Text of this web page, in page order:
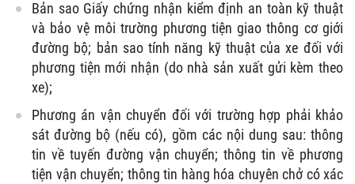
Bản sao Giấy chứng nhận kiểm định an toàn kỹ thuật
và bảo vệ môi trường phương tiện giao thông cơ giới
đường bộ; bản sao tính năng kỹ thuật của xe đối với
phương tiện mới nhận (do nhà sản xuất gửi kèm theo
xe);
Phương án vận chuyển đối với trường hợp phải khảo
sát đường bộ (nếu có), gồm các nội dung sau: thông
tin về tuyến đường vận chuyển; thông tin về phương
tiện vận chuyển; thông tin hàng hóa chuyên chở có xác